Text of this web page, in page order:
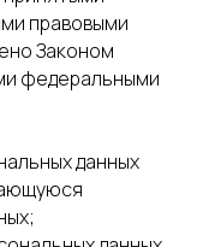
правовыми
Законом
федеральными
данных